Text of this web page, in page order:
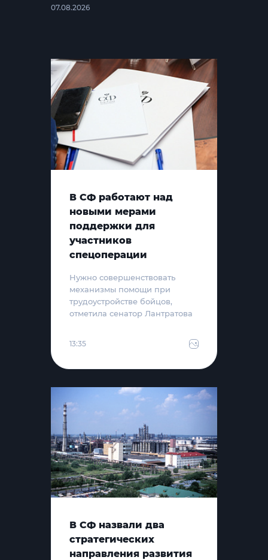
07.08.2026
В СФ работают над
новыми мерами
поддержки для
участников
спецоперации
Нужно совершенствовать
механизмы помощи при
трудоустройстве бойцов,
отметила сенатор Лантратова
13:35
В СФ назвали два
стратегических
направления развития